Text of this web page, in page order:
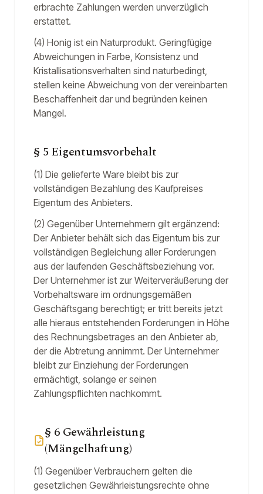
erbrachte Zahlungen werden unverzüglich
erstattet.
(4) Honig ist ein Naturprodukt. Geringfügige
Abweichungen in Farbe, Konsistenz und
Kristallisationsverhalten sind naturbedingt,
stellen keine Abweichung von der vereinbarten
Beschaffenheit dar und begründen keinen
Mangel.
§ 5 Eigentumsvorbehalt
(1) Die gelieferte Ware bleibt bis zur
vollständigen Bezahlung des Kaufpreises
Eigentum des Anbieters.
(2) Gegenüber Unternehmern gilt ergänzend:
Der Anbieter behält sich das Eigentum bis zur
vollständigen Begleichung aller Forderungen
aus der laufenden Geschäftsbeziehung vor.
Der Unternehmer ist zur Weiterveräußerung der
Vorbehaltsware im ordnungsgemäßen
Geschäftsgang berechtigt; er tritt bereits jetzt
alle hieraus entstehenden Forderungen in Höhe
des Rechnungsbetrages an den Anbieter ab,
der die Abtretung annimmt. Der Unternehmer
bleibt zur Einziehung der Forderungen
ermächtigt, solange er seinen
Zahlungspflichten nachkommt.
§ 6 Gewährleistung
(Mängelhaftung)
(1) Gegenüber Verbrauchern gelten die
gesetzlichen Gewährleistungsrechte ohne